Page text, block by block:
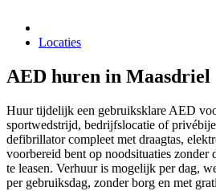
Locaties
AED huren in Maasdriel
Huur tijdelijk een gebruiksklare AED
sportwedstrijd, bedrijfslocatie of
defibrillator compleet met draagtas,
voorbereid bent op noodsituaties
te leasen. Verhuur is mogelijk per dag,
per gebruiksdag, zonder borg en met